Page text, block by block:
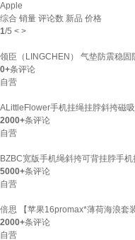
Apple
综合 销量 评论数 新品 价格
1/5 < >
领臣（LINGCHEN） 气垫防震稳
0+条评论
自营
ALittleFlower手机挂绳挂脖斜挎磁
2000+条评论
自营
BZBC宽版手机绳斜挎可背挂脖手
5000+条评论
自营
倍思 【苹果16promax*薄荷海浪套
2000+条评论
自营